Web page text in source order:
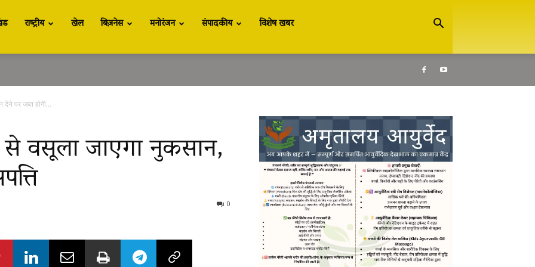
राष्ट्रीय खेल बिज़नेस मनोरंजन संपादकीय विशेष खबर
देने पर जब्त होगी...
से वसूला जाएगा नुकसान,
0